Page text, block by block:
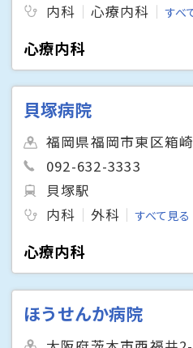
内科
心療内科 すべ
心療内科
貝塚病院
福岡県福岡市東区箱
092-632-3333
貝塚駅
内科
外科 すべて見る
心療内科
ほうせんか病院